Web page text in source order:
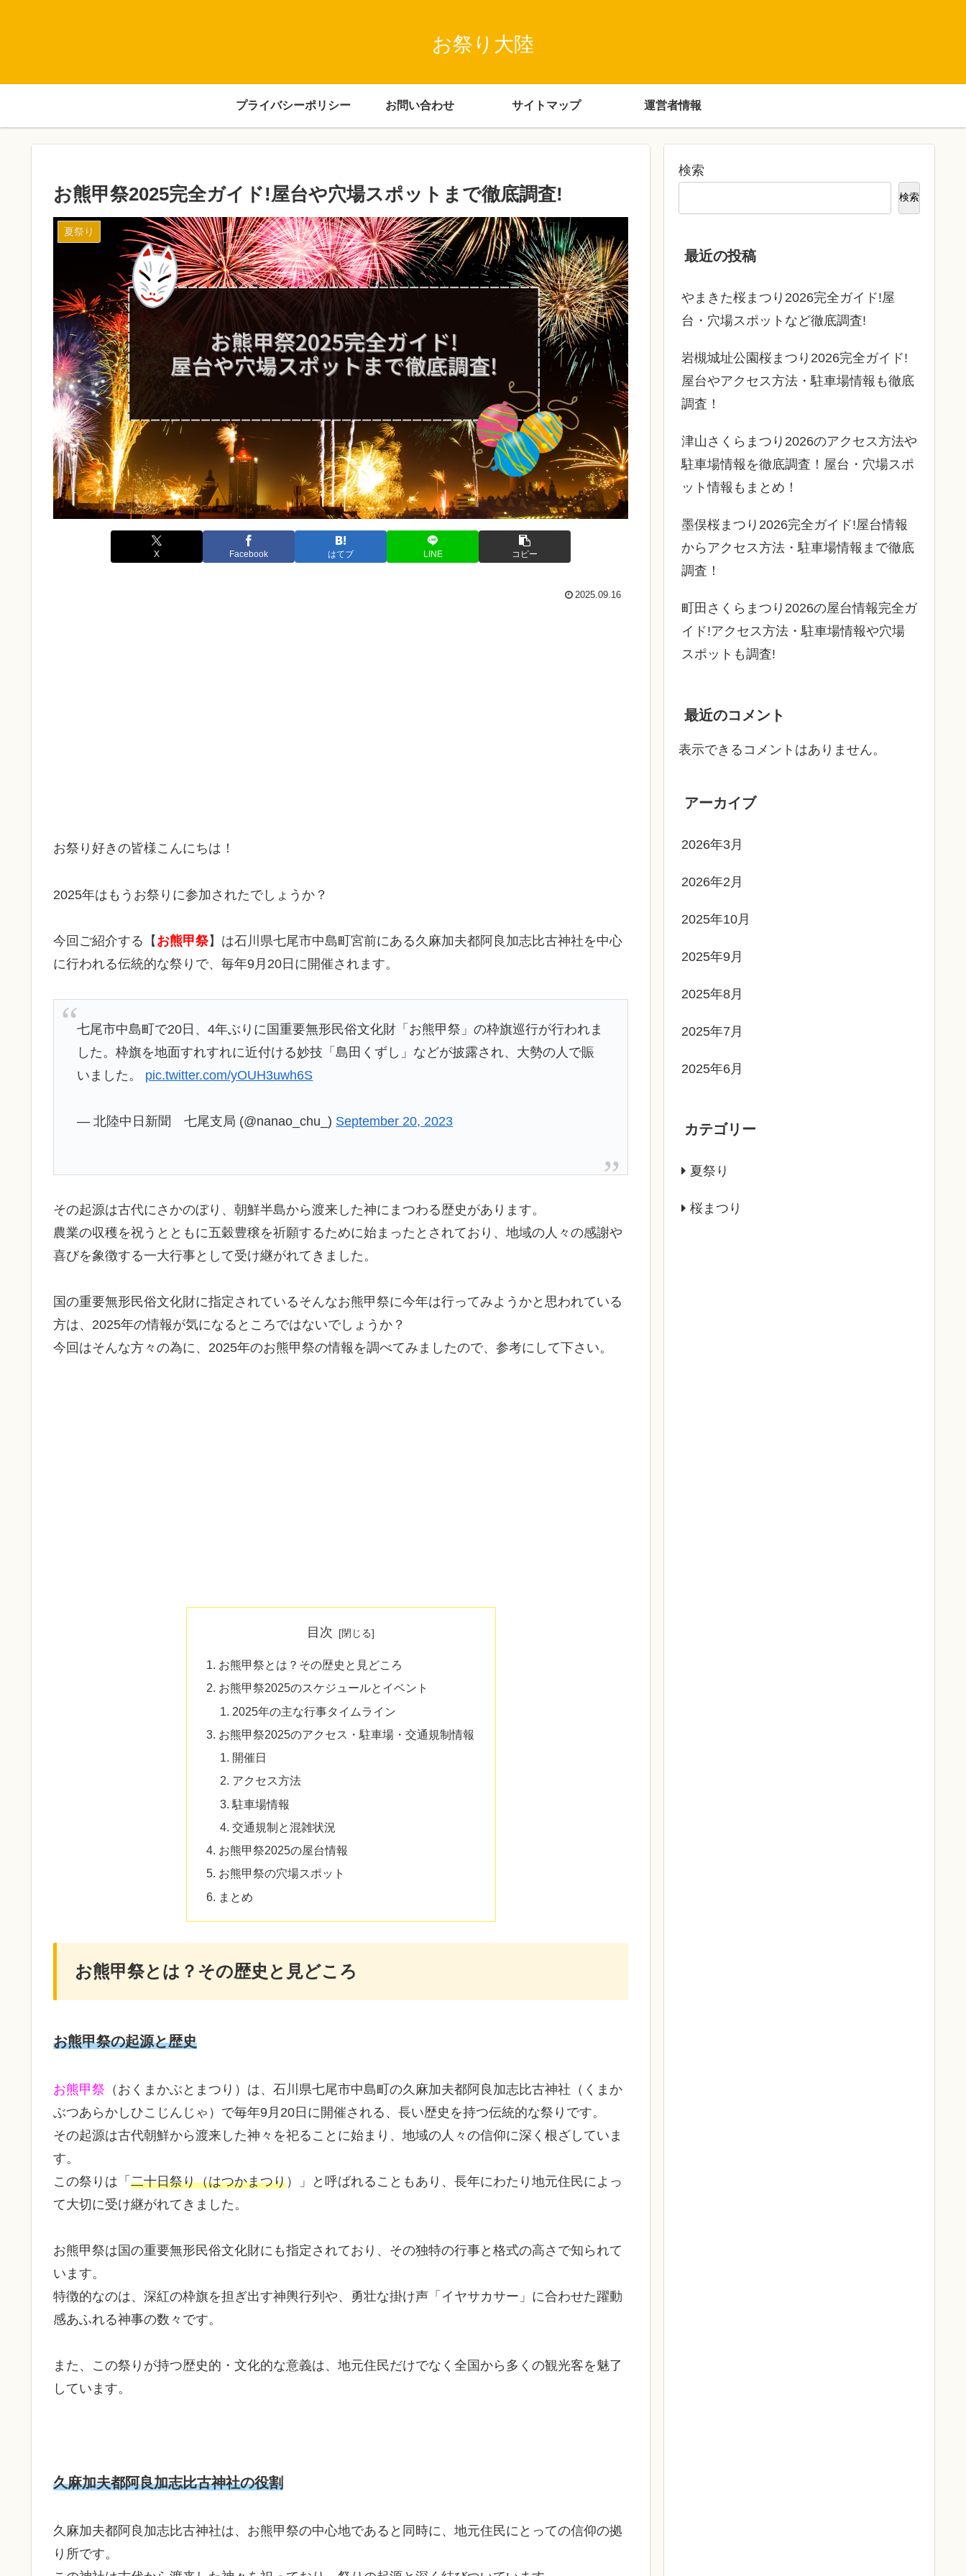
お祭り大陸
プライバシーポリシー お問い合わせ サイトマップ 運営者情報
お熊甲祭2025完全ガイド!屋台や穴場スポットまで徹底調査!
夏祭り
X Facebook はてブ LINE コピー
2025.09.16
お祭り好きの皆様こんにちは！
2025年はもうお祭りに参加されたでしょうか？
今回ご紹介する【 お熊甲祭】は石川県七尾市中島町宮前にある久麻加夫都阿良加志比古神社を中心
に行われる伝統的な祭りで、毎年9月20日に開催されます。
七尾市中島町で20日、4年ぶりに国重要無形民俗文化財「お熊甲祭」の枠旗巡行が行われま
した。枠旗を地面すれすれに近付ける妙技「島田くずし」などが披露され、大勢の人で賑
いました。 pic.twitter.com/yOUH3uwh6S
— 北陸中日新聞 七尾支局 (@nanao_chu_) September 20, 2023
その起源は古代にさかのぼり、朝鮮半島から渡来した神にまつわる歴史があります。
農業の収穫を祝うとともに五穀豊穣を祈願するために始まったとされており、地域の人々の感謝や
喜びを象徴する一大行事として受け継がれてきました。
国の重要無形民俗文化財に指定されているそんなお熊甲祭に今年は行ってみようかと思われている
方は、2025年の情報が気になるところではないでしょうか？
今回はそんな方々の為に、2025年のお熊甲祭の情報を調べてみましたので、参考にして下さい。
目次
お熊甲祭とは？その歴史と見どころ
お熊甲祭2025のスケジュールとイベント
2025年の主な行事タイムライン
お熊甲祭2025のアクセス・駐車場・交通規制情報
開催日
アクセス方法
駐車場情報
交通規制と混雑状況
お熊甲祭2025の屋台情報
お熊甲祭の穴場スポット
まとめ
お熊甲祭とは？その歴史と見どころ
お熊甲祭の起源と歴史
お熊甲祭 （おくまかぶとまつり）は、石川県七尾市中島町の久麻加夫都阿良加志比古神社（くまか
ぶつあらかしひこじんじゃ）で毎年9月20日に開催される、長い歴史を持つ伝統的な祭りです。
その起源は古代朝鮮から渡来した神々を祀ることに始まり、地域の人々の信仰に深く根ざしていま
す。
この祭りは「 二十日祭り（はつかまつり）」と呼ばれることもあり、長年にわたり地元住民によっ
て大切に受け継がれてきました。
お熊甲祭は国の重要無形民俗文化財にも指定されており、その独特の行事と格式の高さで知られて
います。
特徴的なのは、深紅の枠旗を担ぎ出す神輿行列や、勇壮な掛け声「イヤサカサー」に合わせた躍動
感あふれる神事の数々です。
また、この祭りが持つ歴史的・文化的な意義は、地元住民だけでなく全国から多くの観光客を魅了
しています。
久麻加夫都阿良加志比古神社の役割
久麻加夫都阿良加志比古神社は、お熊甲祭の中心地であると同時に、地元住民にとっての信仰の拠
り所です。
検索
検索
最近の投稿
やまきた桜まつり2026完全ガイド!屋
台・穴場スポットなど徹底調査!
岩槻城址公園桜まつり2026完全ガイド!
屋台やアクセス方法・駐車場情報も徹底
調査！
津山さくらまつり2026のアクセス方法や
駐車場情報を徹底調査！屋台・穴場スポ
ット情報もまとめ！
墨俣桜まつり2026完全ガイド!屋台情報
からアクセス方法・駐車場情報まで徹底
調査！
町田さくらまつり2026の屋台情報完全ガ
イド!アクセス方法・駐車場情報や穴場
スポットも調査!
最近のコメント
表示できるコメントはありません。
アーカイブ
2026年3月
2026年2月
2025年10月
2025年9月
2025年8月
2025年7月
2025年6月
カテゴリー
夏祭り
桜まつり